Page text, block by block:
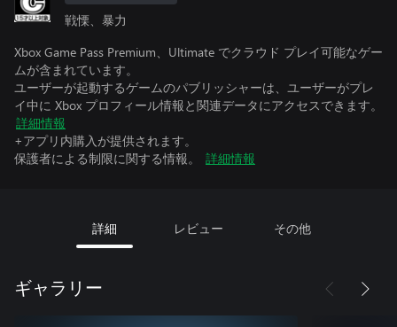
戦慄、暴力
Xbox Game Pass Premium、Ultimate でクラウド プレイ可能なゲー
ムが含まれています。
ユーザーが起動するゲームのパブリッシャーは、ユーザーがプレ
イ中に Xbox プロフィール情報と関連データにアクセスできます。
詳細情報
+アプリ内購入が提供されます。
保護者による制限に関する情報。
詳細情報
詳細 レビュー その他
ギャラリー